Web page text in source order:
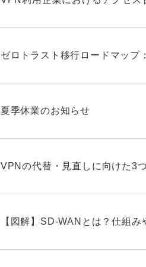
ゼロトラスト移行ロードマップ
夏季休業のお知らせ
VPNの代替・見直しに向けた3
【図解】SD-WANとは？仕組